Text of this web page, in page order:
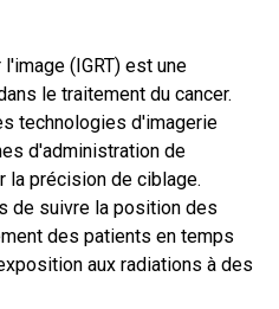
(IGRT) est une
le traitement du cancer.
technologies d'imagerie
d'administration de
la précision de ciblage.
de suivre la position des
des patients en temps
aux radiations à des